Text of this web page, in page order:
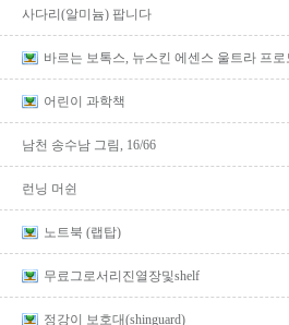
사다리(알미늄) 팝니다
바르는 보톡스, 뉴스킨 에센스 울트라 프로
어린이 과학책
남천 송수남 그림, 16/66
런닝 머쉰
노트북 (랩탑)
무료그로서리진열장및shelf
정강이 보호대(shinguard)